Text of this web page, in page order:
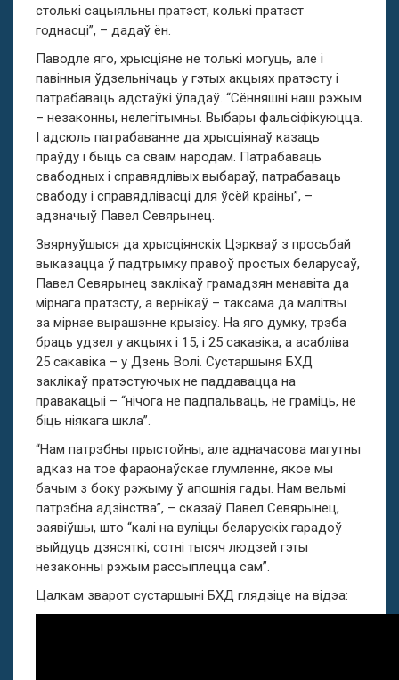
столькі сацыяльны пратэст, колькі пратэст
годнасці”, – дадаў ён.
Паводле яго, хрысціяне не толькі могуць, але і
павінныя ўдзельнічаць у гэтых акцыях пратэсту і
патрабаваць адстаўкі ўладаў. “Сённяшні наш рэжым
– незаконны, нелегітымны. Выбары фальсіфікуюцца.
І адсюль патрабаванне да хрысціянаў казаць
праўду і быць са сваім народам. Патрабаваць
свабодных і справядлівых выбараў, патрабаваць
свабоду і справядлівасці для ўсёй краіны”, –
адзначыў Павел Севярынец.
Звярнуўшыся да хрысціянскіх Цэркваў з просьбай
выказацца ў падтрымку правоў простых беларусаў,
Павел Севярынец заклікаў грамадзян менавіта да
мірнага пратэсту, а вернікаў – таксама да малітвы
за мірнае вырашэнне крызісу. На яго думку, трэба
браць удзел у акцыях і 15, і 25 сакавіка, а асабліва
25 сакавіка – у Дзень Волі. Сустаршыня БХД
заклікаў пратэстуючых не паддавацца на
правакацыі – “нічога не падпальваць, не граміць, не
біць ніякага шкла”.
“Нам патрэбны прыстойны, але адначасова магутны
адказ на тое фараонаўскае глумленне, якое мы
бачым з боку рэжыму ў апошнія гады. Нам вельмі
патрэбна адзінства”, – сказаў Павел Севярынец,
заявіўшы, што “калі на вуліцы беларускіх гарадоў
выйдуць дзясяткі, сотні тысяч людзей гэты
незаконны рэжым рассыплецца сам”.
Цалкам зварот сустаршыні БХД глядзіце на відэа: